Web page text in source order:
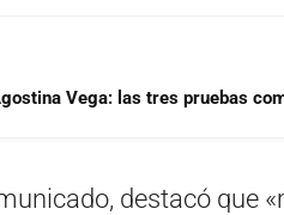
Vega: las tres pruebas
destacó que